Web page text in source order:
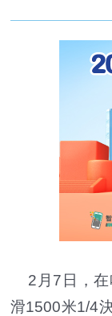
2月7日，在
滑1500米1/4